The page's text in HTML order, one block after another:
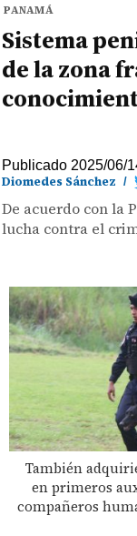
PANAMÁ
Sistema
de la zona
Publicado 2025/06/
Diomedes Sánchez /
De acuerdo con la
lucha contra el
También
en primeros
compañeros